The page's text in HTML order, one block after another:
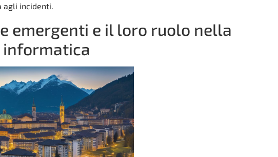
incidenti.
emergenti e il loro ruolo nella
informatica